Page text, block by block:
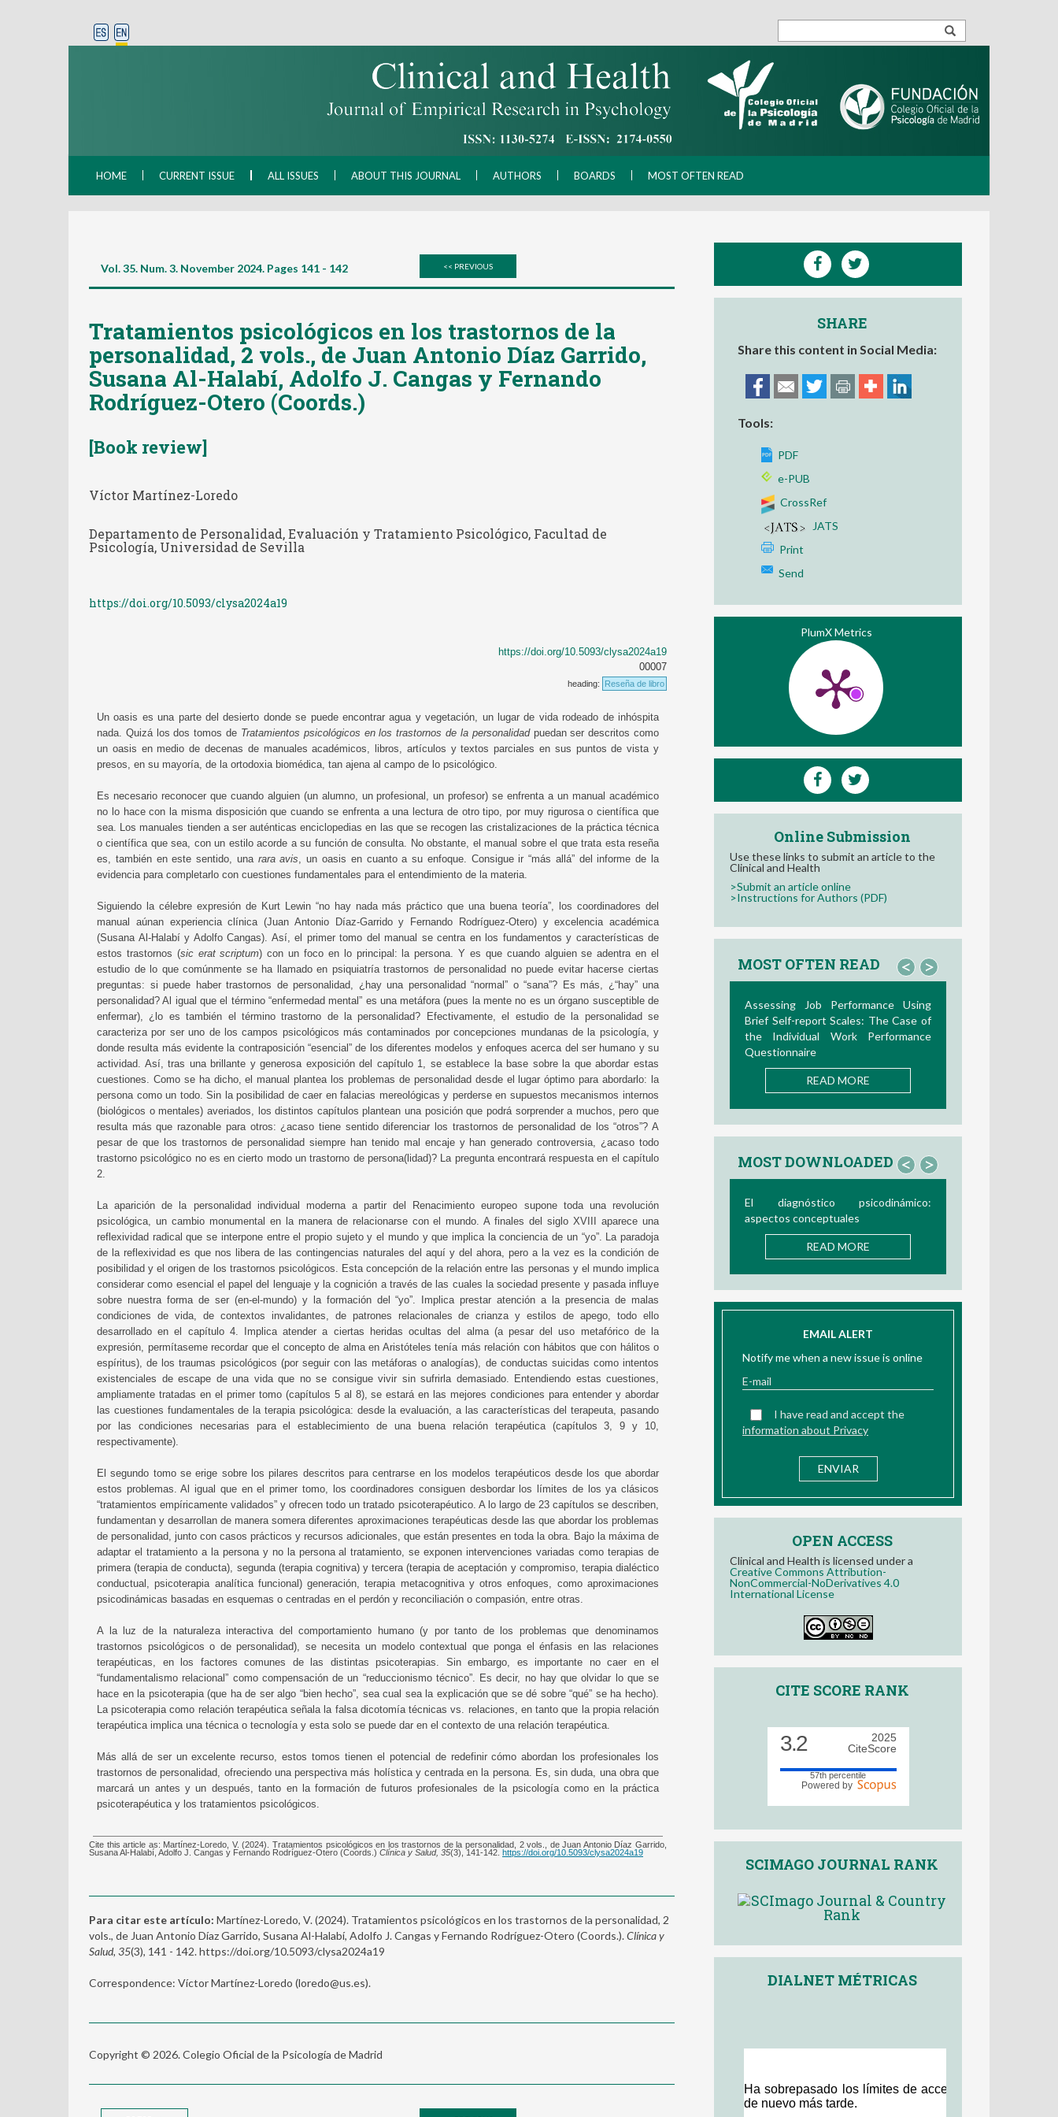
HOME CURRENT ISSUE ALL ISSUES ABOUT THIS JOURNAL AUTHORS BOARDS MOST OFTEN READ
Vol. 35. Num. 3. November 2024. Pages 141 - 142 << PREVIOUS
Tratamientos psicológicos en los trastornos de la
personalidad, 2 vols., de Juan Antonio Díaz Garrido,
Susana Al-Halabí, Adolfo J. Cangas y Fernando
Rodríguez-Otero (Coords.)
[Book review]
Víctor Martínez-Loredo
Departamento de Personalidad, Evaluación y Tratamiento Psicológico, Facultad de
Psicología, Universidad de Sevilla
https://doi.org/10.5093/clysa2024a19
https://doi.org/10.5093/clysa2024a19
00007
heading: Reseña de libro
Un oasis es una parte del desierto donde se puede encontrar agua y vegetación, un lugar de vida rodeado de inhóspita
nada. Quizá los dos tomos de Tratamientos psicológicos en los trastornos de la personalidadpuedan ser descritos como
un oasis en medio de decenas de manuales académicos, libros, artículos y textos parciales en sus puntos de vista y
presos, en su mayoría, de la ortodoxia biomédica, tan ajena al campo de lo psicológico.
Es necesario reconocer que cuando alguien (un alumno, un profesional, un profesor) se enfrenta a un manual académico
no lo hace con la misma disposición que cuando se enfrenta a una lectura de otro tipo, por muy rigurosa o científica que
sea. Los manuales tienden a ser auténticas enciclopedias en las que se recogen las cristalizaciones de la práctica técnica
o científica que sea, con un estilo acorde a su función de consulta. No obstante, el manual sobre el que trata esta reseña
es, también en este sentido, una rara avis, un oasis en cuanto a su enfoque. Consigue ir “más allá” del informe de la
evidencia para completarlo con cuestiones fundamentales para el entendimiento de la materia.
Siguiendo la célebre expresión de Kurt Lewin “no hay nada más práctico que una buena teoría”, los coordinadores del
manual aúnan experiencia clínica (Juan Antonio Díaz-Garrido y Fernando Rodríguez-Otero) y excelencia académica
(Susana Al-Halabí y Adolfo Cangas). Así, el primer tomo del manual se centra en los fundamentos y características de
estos trastornos (sic erat scriptum) con un foco en lo principal: la persona. Y es que cuando alguien se adentra en el
estudio de lo que comúnmente se ha llamado en psiquiatría trastornos de personalidad no puede evitar hacerse ciertas
preguntas: si puede haber trastornos de personalidad, ¿hay una personalidad “normal” o “sana”? Es más, ¿“hay” una
personalidad? Al igual que el término “enfermedad mental” es una metáfora (pues la mente no es un órgano susceptible de
enfermar), ¿lo es también el término trastorno de la personalidad? Efectivamente, el estudio de la personalidad se
caracteriza por ser uno de los campos psicológicos más contaminados por concepciones mundanas de la psicología, y
donde resulta más evidente la contraposición “esencial” de los diferentes modelos y enfoques acerca del ser humano y su
actividad. Así, tras una brillante y generosa exposición del capítulo 1, se establece la base sobre la que abordar estas
cuestiones. Como se ha dicho, el manual plantea los problemas de personalidad desde el lugar óptimo para abordarlo: la
persona como un todo. Sin la posibilidad de caer en falacias mereológicas y perderse en supuestos mecanismos internos
(biológicos o mentales) averiados, los distintos capítulos plantean una posición que podrá sorprender a muchos, pero que
resulta más que razonable para otros: ¿acaso tiene sentido diferenciar los trastornos de personalidad de los “otros”? A
pesar de que los trastornos de personalidad siempre han tenido mal encaje y han generado controversia, ¿acaso todo
trastorno psicológico no es en cierto modo un trastorno de persona(lidad)? La pregunta encontrará respuesta en el capítulo
2.
La aparición de la personalidad individual moderna a partir del Renacimiento europeo supone toda una revolución
psicológica, un cambio monumental en la manera de relacionarse con el mundo. A finales del siglo XVIII aparece una
reflexividad radical que se interpone entre el propio sujeto y el mundo y que implica la conciencia de un “yo”. La paradoja
de la reflexividad es que nos libera de las contingencias naturales del aquí y del ahora, pero a la vez es la condición de
posibilidad y el origen de los trastornos psicológicos. Esta concepción de la relación entre las personas y el mundo implica
considerar como esencial el papel del lenguaje y la cognición a través de las cuales la sociedad presente y pasada influye
sobre nuestra forma de ser (en-el-mundo) y la formación del “yo”. Implica prestar atención a la presencia de malas
condiciones de vida, de contextos invalidantes, de patrones relacionales de crianza y estilos de apego, todo ello
desarrollado en el capítulo 4. Implica atender a ciertas heridas ocultas del alma (a pesar del uso metafórico de la
expresión, permítaseme recordar que el concepto de alma en Aristóteles tenía más relación con hábitos que con hálitos o
espíritus), de los traumas psicológicos (por seguir con las metáforas o analogías), de conductas suicidas como intentos
existenciales de escape de una vida que no se consigue vivir sin sufrirla demasiado. Entendiendo estas cuestiones,
ampliamente tratadas en el primer tomo (capítulos 5 al 8), se estará en las mejores condiciones para entender y abordar
las cuestiones fundamentales de la terapia psicológica: desde la evaluación, a las características del terapeuta, pasando
por las condiciones necesarias para el establecimiento de una buena relación terapéutica (capítulos 3, 9 y 10,
respectivamente).
El segundo tomo se erige sobre los pilares descritos para centrarse en los modelos terapéuticos desde los que abordar
estos problemas. Al igual que en el primer tomo, los coordinadores consiguen desbordar los límites de los ya clásicos
“tratamientos empíricamente validados” y ofrecen todo un tratado psicoterapéutico. A lo largo de 23 capítulos se describen,
fundamentan y desarrollan de manera somera diferentes aproximaciones terapéuticas desde las que abordar los problemas
de personalidad, junto con casos prácticos y recursos adicionales, que están presentes en toda la obra. Bajo la máxima de
adaptar el tratamiento a la persona y no la persona al tratamiento, se exponen intervenciones variadas como terapias de
primera (terapia de conducta), segunda (terapia cognitiva) y tercera (terapia de aceptación y compromiso, terapia dialéctico
conductual, psicoterapia analítica funcional) generación, terapia metacognitiva y otros enfoques, como aproximaciones
psicodinámicas basadas en esquemas o centradas en el perdón y reconciliación o compasión, entre otras.
A la luz de la naturaleza interactiva del comportamiento humano (y por tanto de los problemas que denominamos
trastornos psicológicos o de personalidad), se necesita un modelo contextual que ponga el énfasis en las relaciones
terapéuticas, en los factores comunes de las distintas psicoterapias. Sin embargo, es importante no caer en el
“fundamentalismo relacional” como compensación de un “reduccionismo técnico”. Es decir, no hay que olvidar lo que se
hace en la psicoterapia (que ha de ser algo “bien hecho”, sea cual sea la explicación que se dé sobre “qué” se ha hecho).
La psicoterapia como relación terapéutica señala la falsa dicotomía técnicas vs. relaciones, en tanto que la propia relación
terapéutica implica una técnica o tecnología y esta solo se puede dar en el contexto de una relación terapéutica.
Más allá de ser un excelente recurso, estos tomos tienen el potencial de redefinir cómo abordan los profesionales los
trastornos de personalidad, ofreciendo una perspectiva más holística y centrada en la persona. Es, sin duda, una obra que
marcará un antes y un después, tanto en la formación de futuros profesionales de la psicología como en la práctica
psicoterapéutica y los tratamientos psicológicos.
Cite this article as: Martínez-Loredo, V. (2024). Tratamientos psicológicos en los trastornos de la personalidad, 2 vols., de Juan Antonio Díaz Garrido,
Susana Al-Halabí, Adolfo J. Cangas y Fernando Rodríguez-Otero (Coords.) Clínica y Salud, 35(3), 141-142. https://doi.org/10.5093/clysa2024a19
Para citar este artículo: Martínez-Loredo, V. (2024). Tratamientos psicológicos en los trastornos de la personalidad, 2
vols., de Juan Antonio Díaz Garrido, Susana Al-Halabí, Adolfo J. Cangas y Fernando Rodríguez-Otero (Coords.).Clínica y
Salud, 35(3), 141 - 142. https://doi.org/10.5093/clysa2024a19
Correspondence: Víctor Martínez-Loredo (loredo@us.es).
Copyright © 2026. Colegio Oficial de la Psicología de Madrid
SHARE
Share this content in Social Media:
Tools:
PDF
e-PUB
CrossRef
JATS
Print
Send
PlumX Metrics
Online Submission
Use these links to submit an article to the
Clinical and Health
>Submit an article online
>Instructions for Authors (PDF)
MOST OFTEN READ < >
Assessing Job Performance Using
Brief Self-report Scales: The Case of
the Individual Work Performance
Questionnaire
READ MORE
La Teoría de las
Recursos Laborales:
Desarrollos en la Última
MOST DOWNLOADED < >
El diagnóstico psicodinámico:
aspectos conceptuales
READ MORE
Bio/neurofeedback
EMAIL ALERT
Notify me when a new issue is online
I have read and accept the
information about Privacy
OPEN ACCESS
Clinical and Health is licensed under a
Creative Commons Attribution-
NonCommercial-NoDerivatives 4.0
International License
CITE SCORE RANK
3.2
2025
CiteScore
57th percentile
Powered by
SCIMAGO JOURNAL RANK
DIALNET MÉTRICAS